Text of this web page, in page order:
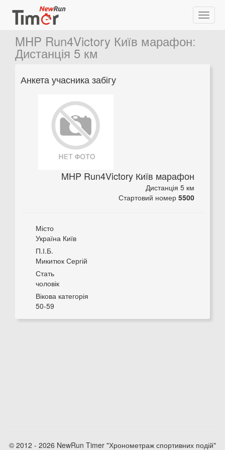
MHP Run4Victory Київ марафон:
Дистанція 5 км
Анкета учасника забігу
MHP Run4Victory Київ марафон
Дистанція 5 км
Стартовий номер 5500
Місто
Україна Київ
П.І.Б.
Микитюк Сергій
Стать
чоловік
Вікова категорія
50-59
© 2012 - 2026 NewRun Timer "Хронометраж спортивних подій"